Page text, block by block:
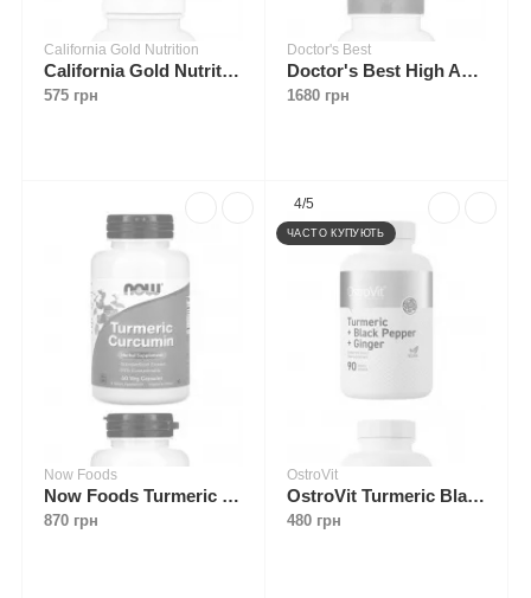
California Gold Nutrition
California Gold Nutrition Curcumin UP 30 softgels
575 грн
Doctor's Best
Doctor's Best High Absorption Curcumin 120 veggie caps
1680 грн
Now Foods
Now Foods Turmeric Curcumin 60 caps
870 грн
4/5
ЧАСТО КУПУЮТЬ
OstroVit
OstroVit Turmeric Black Pepper Ginger 90 tabs
480 грн